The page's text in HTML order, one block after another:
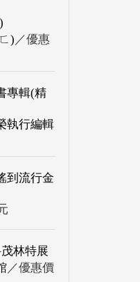
) ／優惠
專輯(精
執行編輯
到流行金
林特展
／優惠價